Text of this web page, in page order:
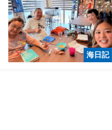
海日記